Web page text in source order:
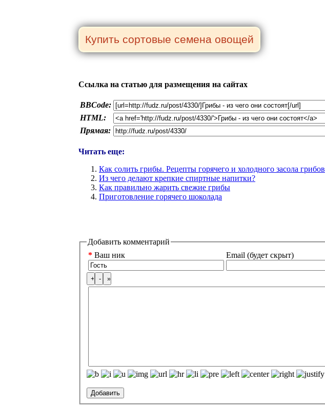
Ссылка на статью для размещения на сайтах
BBCode:
HTML:
Прямая:
Читать еще:
Как солить грибы. Рецепты горячего и холодного засола грибов
Из чего делают крепкие спиртные напитки?
Как правильно жарить свежие грибы
Приготовление горячего шоколада
Добавить комментарий
* Ваш ник Email (будет скрыт)